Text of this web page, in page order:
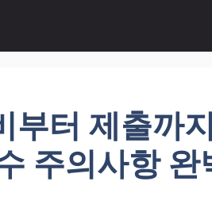
부터 제출까
주의사항 완